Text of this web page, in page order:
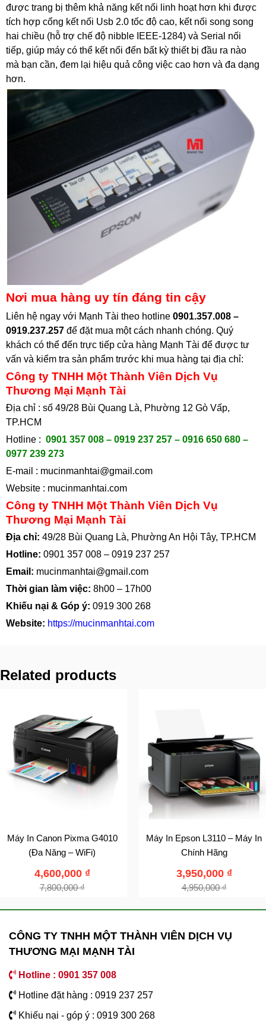
được trang bị thêm khả năng kết nối linh hoạt hơn khi được
tích hợp cổng kết nối Usb 2.0 tốc độ cao, kết nối song song
hai chiều (hỗ trợ chế độ nibble IEEE-1284) và Serial nối
tiếp, giúp máy có thể kết nối đến bất kỳ thiết bị đầu ra nào
mà bạn cần, đem lại hiệu quả công việc cao hơn và đa dạng
hơn.
Nơi mua hàng uy tín đáng tin cậy
Liên hệ ngay với Mạnh Tài theo hotline 0901.357.008 –
0919.237.257 để đặt mua một cách nhanh chóng. Quý
khách có thể đến trực tiếp cửa hàng Mạnh Tài để được tư
vấn và kiểm tra sản phẩm trước khi mua hàng tại địa chỉ:
Công ty TNHH Một Thành Viên Dịch Vụ
Thương Mại Mạnh Tài
Địa chỉ : số 49/28 Bùi Quang Là, Phường 12 Gò Vấp,
TP.HCM
Hotline : 0901 357 008 – 0919 237 257 – 0916 650 680 –
0977 239 273
E-mail : mucinmanhtai@gmail.com
Website : mucinmanhtai.com
Công ty TNHH Một Thành Viên Dịch Vụ
Thương Mại Mạnh Tài
Địa chỉ: 49/28 Bùi Quang Là, Phường An Hội Tây, TP.HCM
Hotline: 0901 357 008 – 0919 237 257
Email: mucinmanhtai@gmail.com
Thời gian làm việc: 8h00 – 17h00
Khiếu nại & Góp ý: 0919 300 268
Website: https://mucinmanhtai.com
Related products
Máy In Canon Pixma G4010
(Đa Năng – WiFi)
7,800,000₫
4,600,000 ₫
Máy In Epson L3110 – Máy In
Chính Hãng
4,950,000₫
3,950,000 ₫
CÔNG TY TNHH MỘT THÀNH VIÊN DỊCH VỤ
THƯƠNG MẠI MẠNH TÀI
Hotline : 0901 357 008
Hotline đặt hàng : 0919 237 257
Khiếu nại - góp ý : 0919 300 268